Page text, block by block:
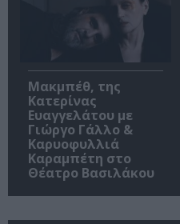
Μακμπέθ, της
Κατερίνας
Ευαγγελάτου με
Γιώργο Γάλλο &
Καρυοφυλλιά
Καραμπέτη στο
Θέατρο Βασιλάκου